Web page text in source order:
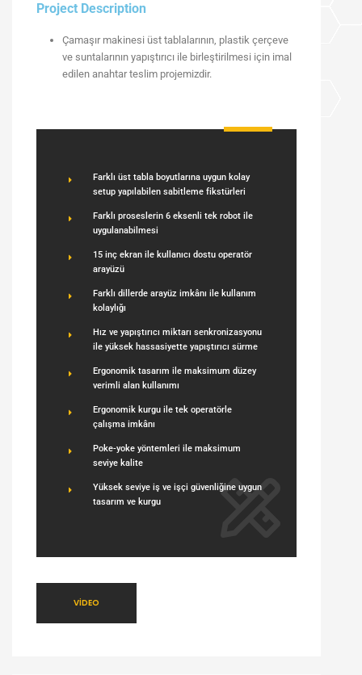
Project Description
Çamaşır makinesi üst tablalarının, plastik çerçeve
ve suntalarının yapıştırıcı ile birleştirilmesi için imal
edilen anahtar teslim projemizdir.
Farklı üst tabla boyutlarına uygun kolay
setup yapılabilen sabitleme fikstürleri
Farklı proseslerin 6 eksenli tek robot ile
uygulanabilmesi
15 inç ekran ile kullanıcı dostu operatör
arayüzü
Farklı dillerde arayüz imkânı ile kullanım
kolaylığı
Hız ve yapıştırıcı miktarı senkronizasyonu
ile yüksek hassasiyette yapıştırıcı sürme
Ergonomik tasarım ile maksimum düzey
verimli alan kullanımı
Ergonomik kurgu ile tek operatörle
çalışma imkânı
Poke-yoke yöntemleri ile maksimum
seviye kalite
Yüksek seviye iş ve işçi güvenliğine uygun
tasarım ve kurgu
VİDEO